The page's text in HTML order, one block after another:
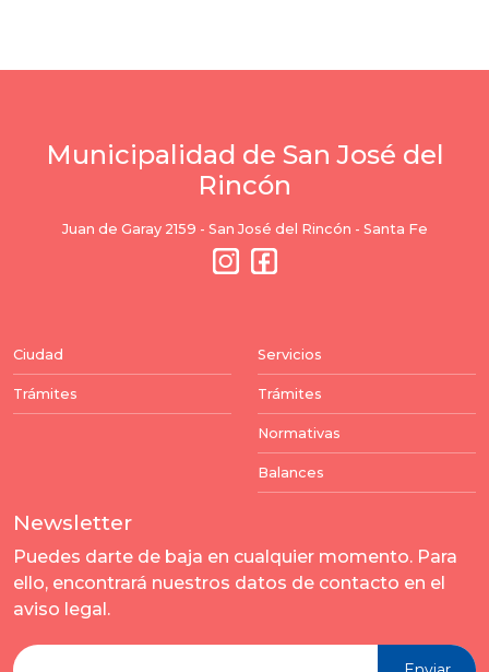
Municipalidad de San José del
Rincón
Juan de Garay 2159 - San José del Rincón - Santa Fe
Ciudad
Trámites
Servicios
Trámites
Normativas
Balances
Newsletter
Puedes darte de baja en cualquier momento. Para
ello, encontrará nuestros datos de contacto en el
aviso legal.